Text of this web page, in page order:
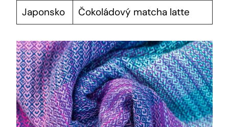
Japonsko
Čokoládový matcha‌ latte